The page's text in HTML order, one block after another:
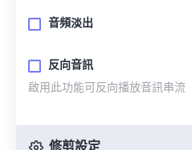
音頻淡出
反向音訊
啟用此功能可反向播放音訊串流